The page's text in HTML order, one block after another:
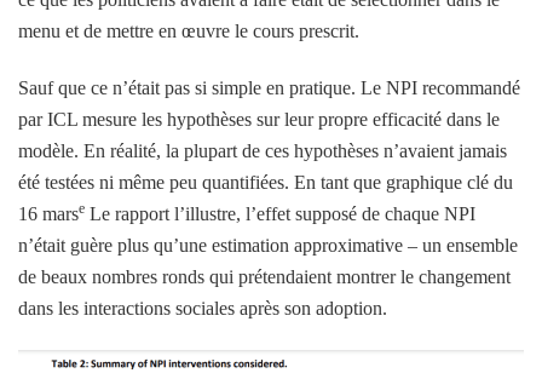
menu et de mettre en œuvre le cours prescrit.
Sauf que ce n’était pas si simple en pratique. Le NPI recommandé
par ICL mesure les hypothèses sur leur propre efficacité dans le
modèle. En réalité, la plupart de ces hypothèses n’avaient jamais
été testées ni même peu quantifiées. En tant que graphique clé du
16 marse Le rapport l’illustre, l’effet supposé de chaque NPI
n’était guère plus qu’une estimation approximative – un ensemble
de beaux nombres ronds qui prétendaient montrer le changement
dans les interactions sociales après son adoption.